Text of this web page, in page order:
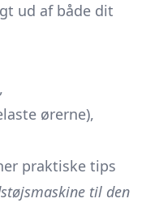
ud af både dit
ørerne),
praktiske tips
til den